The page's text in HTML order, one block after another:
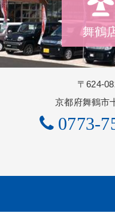
舞鶴
〒624-
京都府舞鶴市
0773-